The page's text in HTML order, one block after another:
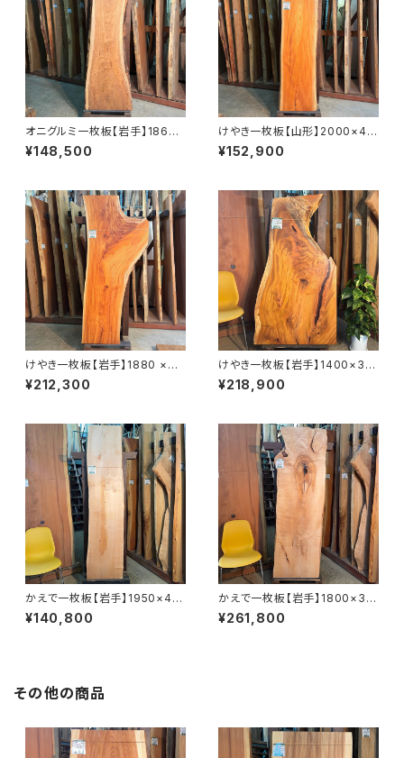
オニグルミ一枚板【岩手】1860×
410~610×45㎜【オイル塗装
仕上げ済み】
¥148,500
けやき一枚板【山形】2000×44
0~480×58㎜【オイル塗装 仕
上げ済み】
¥152,900
けやき一枚板【岩手】1880 ×44
0~770×45㎜【オイル塗装 仕
上げ済み】
¥212,300
けやき一枚板【岩手】1400×30
0~780×45㎜【オイル塗装 仕
上げ済み】
¥218,900
かえで一枚板【岩手】1950×40
0~470×50㎜【オイル塗装 仕
上げ済み】
¥140,800
かえで一枚板【岩手】1800×33
0~600×43㎜【オイル塗装 仕
上げ済み】
¥261,800
その他の商品